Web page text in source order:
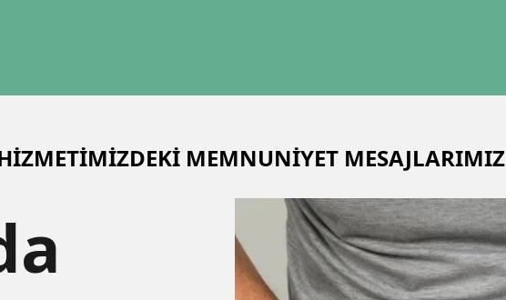
MEMNUNİYET MESAJLARIMIZ